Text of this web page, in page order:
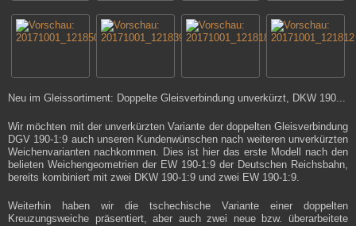
Neu im Gleissortiment: Doppelte Gleisverbindung unverkürzt, DKW 190...
Wir möchten mit der unverkürzten Variante der doppelten Gleisverbindung
DGV 190-1:9 auch unseren Kundenwünschen nach weiteren unverkürzten
Weichenvarianten nachkommen. Dies ist hier das erste Modell nach den
belieten Weichengeometrien der EW 190-1:9 der Deutschen Reichsbahn,
bereits kombiniert mit zwei DKW 190-1:9 und zwei EW 190-1:9.
Weiterhin haben wir die tschechische Variante einer doppelten
Kreuzungsweiche präsentiert, aber auch zwei neue bzw. überarbeitete